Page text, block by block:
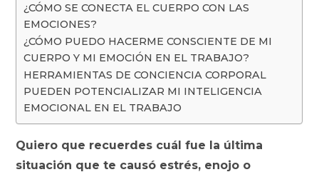
¿CÓMO SE CONECTA EL CUERPO CON LAS
EMOCIONES?
¿CÓMO PUEDO HACERME CONSCIENTE DE MI
CUERPO Y MI EMOCIÓN EN EL TRABAJO?
HERRAMIENTAS DE CONCIENCIA CORPORAL
PUEDEN POTENCIALIZAR MI INTELIGENCIA
EMOCIONAL EN EL TRABAJO
Quiero que recuerdes cuál fue la última
situación que te causó estrés, enojo o